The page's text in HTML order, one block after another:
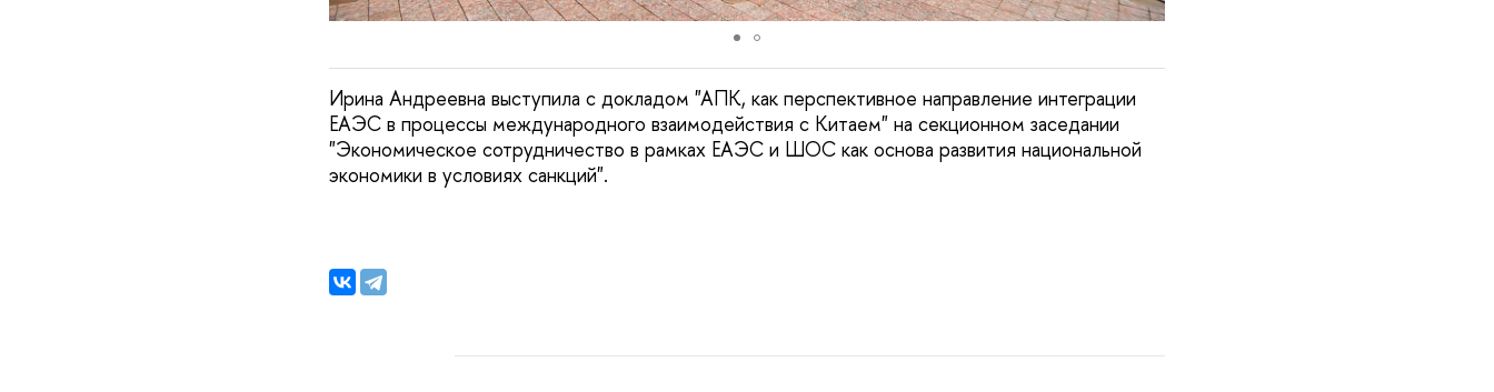
Ирина Андреевна выступила с докладом "АПК, как перспективное направление интеграции
ЕАЭС в процессы международного взаимодействия с Китаем" на секционном заседании
"Экономическое сотрудничество в рамках ЕАЭС и ШОС как основа развития национальной
экономики в условиях санкций".